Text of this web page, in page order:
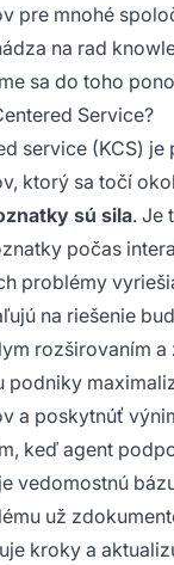
pre mnohé
na rad
sa do toho
Service?
service (KCS) je
ktorý sa točí
sú sila. Je
počas
problémy
na riešenie
rozširovaním
podniky
a poskytnúť
keď agent
vedomostnú
už
kroky a